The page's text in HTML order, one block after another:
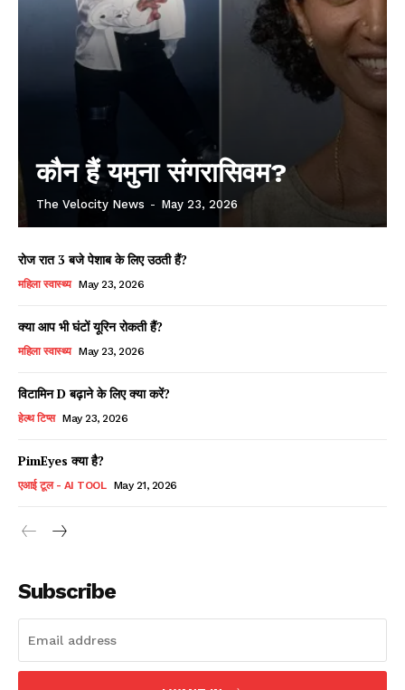
कौन हैं यमुना संगरासिवम?
The Velocity News - May 23, 2026
रोज रात 3 बजे पेशाब के लिए उठती हैं?
महिला स्वास्थ्य May 23, 2026
क्या आप भी घंटों यूरिन रोकती हैं?
महिला स्वास्थ्य May 23, 2026
विटामिन D बढ़ाने के लिए क्या करें?
हेल्थ टिप्स May 23, 2026
PimEyes क्या है?
एआई टूल - AI TOOL May 21, 2026
Subscribe